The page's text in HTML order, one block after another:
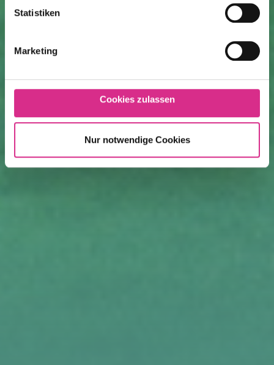
Statistiken
Marketing
Cookies zulassen
Nur notwendige Cookies